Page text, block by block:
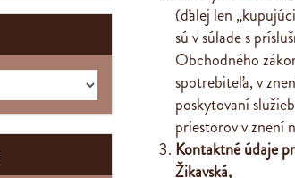
(ďalej len
sú v súlade s
Obchodného
spotrebiteľa, v
poskytovaní
priestorov v znení
Kontaktné údaje
Žikavská,